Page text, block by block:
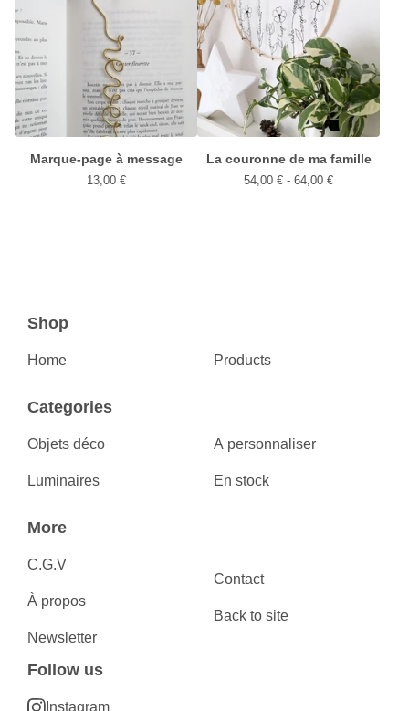
Marque-page à message
13,00 €
La couronne de ma famille
54,00 € - 64,00 €
Shop
Home Products
Categories
Objets déco
Luminaires
A personnaliser
En stock
More
C.G.V
À propos
Newsletter
Contact
Back to site
Follow us
Instagram